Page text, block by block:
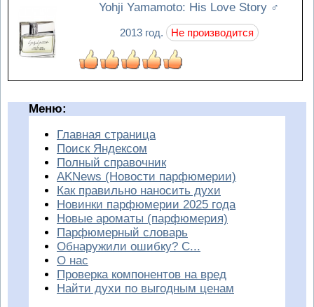
Yohji Yamamoto: His Love Story ♂
2013 год. Не производится
Меню:
Главная страница
Поиск Яндексом
Полный справочник
AKNews (Новости парфюмерии)
Как правильно наносить духи
Новинки парфюмерии 2025 года
Новые ароматы (парфюмерия)
Парфюмерный словарь
Обнаружили ошибку? С...
О нас
Проверка компонентов на вред
Найти духи по выгодным ценам